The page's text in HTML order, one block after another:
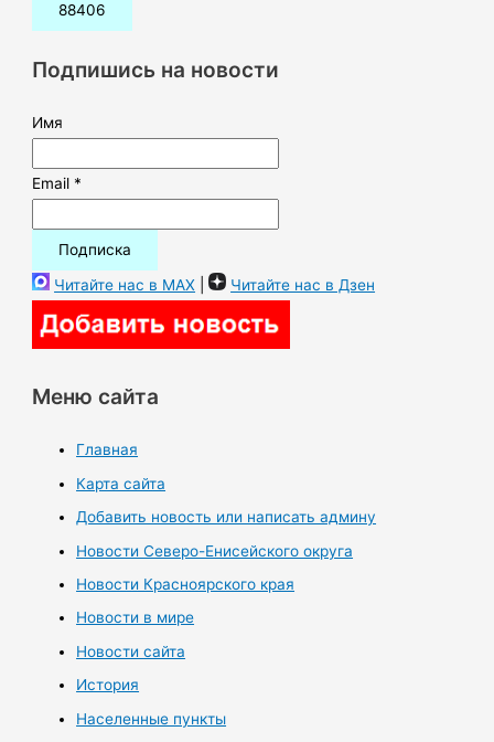
:Подпишись на новости
Имя
Email *
Читайте нас в MAX | Читайте нас в Дзен
Меню сайта
Главная
Карта сайта
Добавить новость или написать админу
Новости Северо-Енисейского округа
Новости Красноярского края
Новости в мире
Новости сайта
История
Населенные пункты